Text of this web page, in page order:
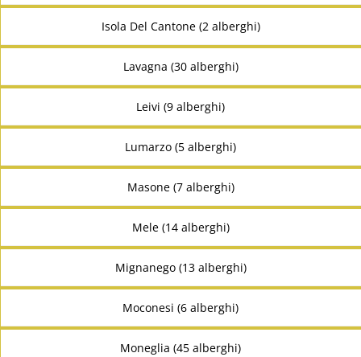
Isola Del Cantone (2 alberghi)
Lavagna (30 alberghi)
Leivi (9 alberghi)
Lumarzo (5 alberghi)
Masone (7 alberghi)
Mele (14 alberghi)
Mignanego (13 alberghi)
Moconesi (6 alberghi)
Moneglia (45 alberghi)